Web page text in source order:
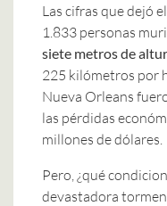
Las cifras que dejó
1.833 personas
siete metros de
225 kilómetros por
Nueva Orleans
las pérdidas
millones de dólares.
Pero, ¿qué
devastadora